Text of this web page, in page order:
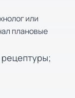
или
плановые